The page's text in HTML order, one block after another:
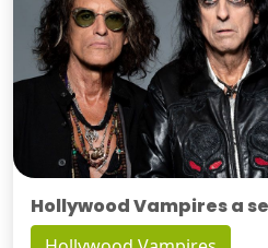
Hollywood Vampires a